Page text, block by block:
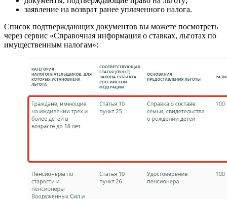
заявление на возврат ранее уплаченного налога.
Список подтверждающих документов вы можете посмотреть
через сервис «Справочная информация о ставках, льготах по
имущественным налогам»: